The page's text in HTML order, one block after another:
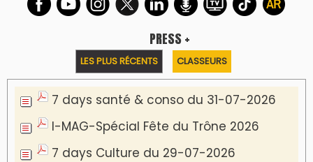
PRESS +
LES PLUS RÉCENTS CLASSEURS
7 days santé & conso du 31-07-2026
I-MAG-Spécial Fête du Trône 2026
7 days Culture du 29-07-2026